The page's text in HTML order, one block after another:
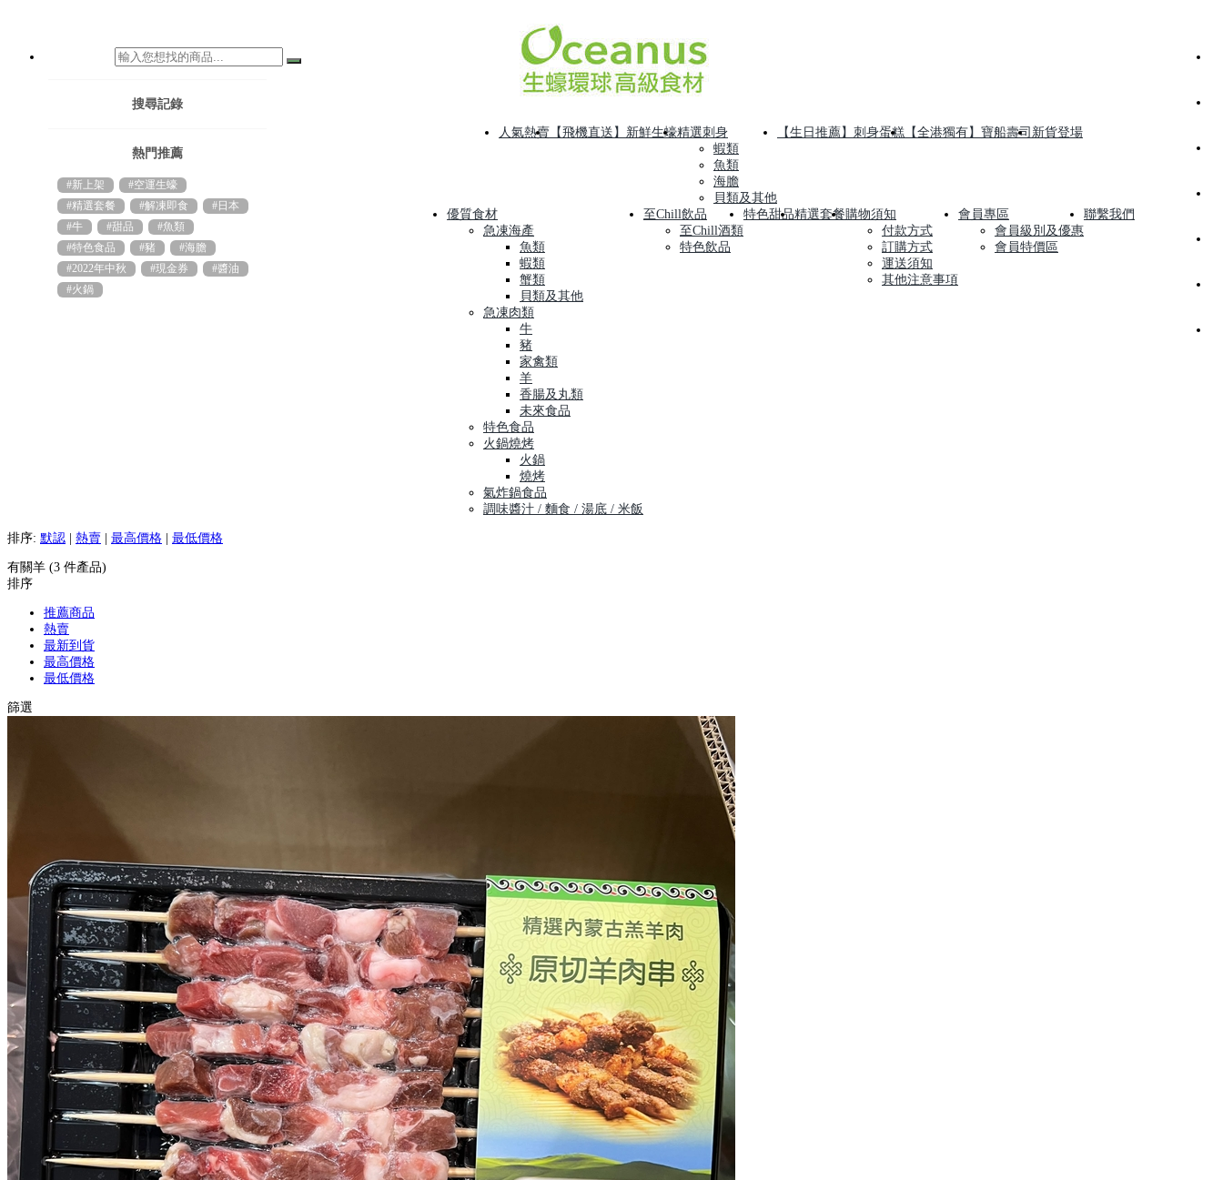
搜尋記錄
熱門推薦
#新上架
#空運生蠔
#精選套餐
#解凍即食
#日本
#牛
#甜品
#魚類
#特色食品
#豬
#海膽
#2022年中秋
#現金券
#醬油
#火鍋
人氣熱賣 【飛機直送】新鮮生蠔精選刺身
蝦類
魚類
海膽
貝類及其他
【生日推薦】刺身蛋糕 【全港獨有】寶船壽司 新貨登場
優質食材
急凍海產
魚類
蝦類
蟹類
貝類及其他
急凍肉類
牛
豬
家禽類
羊
香腸及丸類
未來食品
特色食品
火鍋燒烤
火鍋
燒烤
氣炸鍋食品
調味醬汁 / 麵食 / 湯底 / 米飯
至Chill飲品
至Chill酒類
特色飲品
特色甜品精選套餐購物須知
付款方式
訂購方式
運送須知
其他注意事項
會員專區
會員級別及優惠
會員特價區
聯繫我們
排序: 默認 熱賣 最高價格 最低價格
有關羊 (3 件產品)
排序
推薦商品
熱賣
最新到貨
最高價格
最低價格
篩選